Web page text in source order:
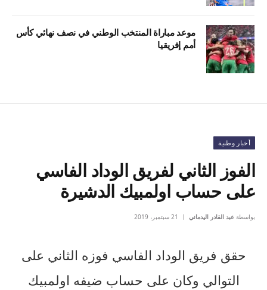
موعد مباراة المنتخب الوطني في نصف نهائي كأس
أمم إفريقيا
أخبار وطنية
الفوز الثاني لفريق الوداد الفاسي
على حساب اولمبيك الدشيرة
بواسطة عبد القادر اليدماني 21 سبتمبر، 2019
حقق فريق الوداد الفاسي فوزه الثاني على
التوالي وكان على حساب ضيفه اولمبيك